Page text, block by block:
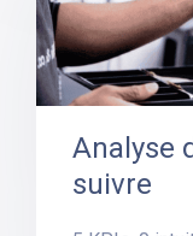
Analyse
suivre